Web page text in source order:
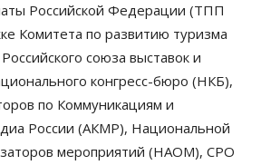
Российской Федерации (ТПП
Комитета по развитию туризма
союза выставок и
конгресс-бюро (НКБ),
по Коммуникациям и
России (АКМР), Национальной
мероприятий (НАОМ), СРО